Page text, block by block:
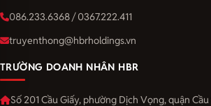
086.233.6368 / 0367.222.411
truyenthong@hbrholdings.vn
TRƯỜNG DOANH NHÂN HBR
Số 201 Cầu Giấy, phường Dịch Vọng, quận Cầu